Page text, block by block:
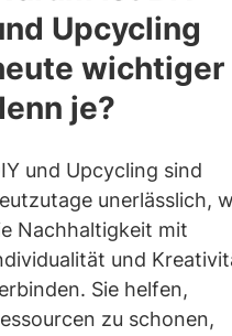
Upcycling
wichtiger
je?
und Upcycling sind
unerlässlich,
Nachhaltigkeit mit
und
Sie helfen,
zu schonen,